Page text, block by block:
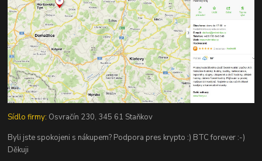
Sídlo firmy: Osvračín 230, 345 61 Staňkov
Byli jste spokojeni s nákupem? Podpora pres krypto :) BTC forever :-)
Děkuji